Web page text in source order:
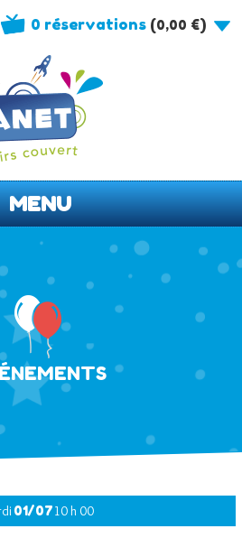
0 réservations(0,00 €)
MENU
01/0710 h 00